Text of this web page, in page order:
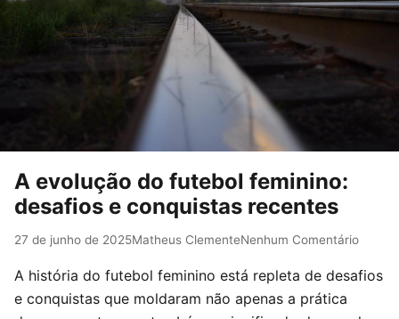
A evolução do futebol feminino:
desafios e conquistas recentes
27 de junho de 2025Matheus ClementeNenhum Comentário
A história do futebol feminino está repleta de desafios
e conquistas que moldaram não apenas a prática